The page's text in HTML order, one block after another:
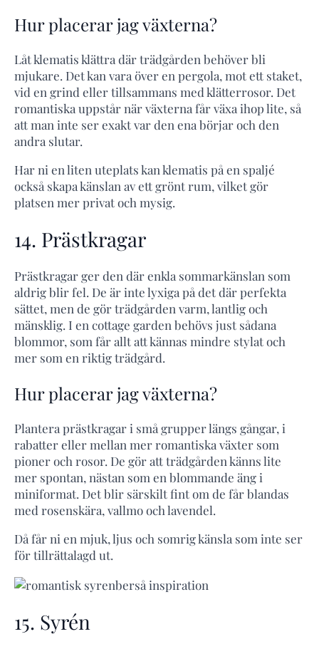
Hur placerar jag växterna?
Låt klematis klättra där trädgården behöver bli
mjukare. Det kan vara över en pergola, mot ett staket,
vid en grind eller tillsammans med klätterrosor. Det
romantiska uppstår när växterna får växa ihop lite, så
att man inte ser exakt var den ena börjar och den
andra slutar.
Har ni en liten uteplats kan klematis på en spaljé
också skapa känslan av ett grönt rum, vilket gör
platsen mer privat och mysig.
14. Prästkragar
Prästkragar ger den där enkla sommarkänslan som
aldrig blir fel. De är inte lyxiga på det där perfekta
sättet, men de gör trädgården varm, lantlig och
mänsklig. I en cottage garden behövs just sådana
blommor, som får allt att kännas mindre stylat och
mer som en riktig trädgård.
Hur placerar jag växterna?
Plantera prästkragar i små grupper längs gångar, i
rabatter eller mellan mer romantiska växter som
pioner och rosor. De gör att trädgården känns lite
mer spontan, nästan som en blommande äng i
miniformat. Det blir särskilt fint om de får blandas
med rosenskära, vallmo och lavendel.
Då får ni en mjuk, ljus och somrig känsla som inte ser
för tillrättalagd ut.
15. Syrén